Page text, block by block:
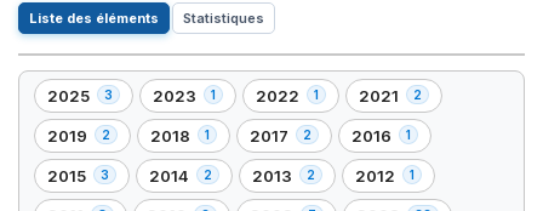
Liste des éléments Statistiques
2025 3
,
3
élément(s)
2023 1
,
1
élément(s)
2022 1
,
1
élément(s)
2021 2
,
2
élément(s)
2019 2
,
2
élément(s)
2018 1
,
1
élément(s)
2017 2
,
2
élément(s)
2016 1
,
1
élément(s)
2015 3
,
2014 2
,
2013 2
,
2012 1
,